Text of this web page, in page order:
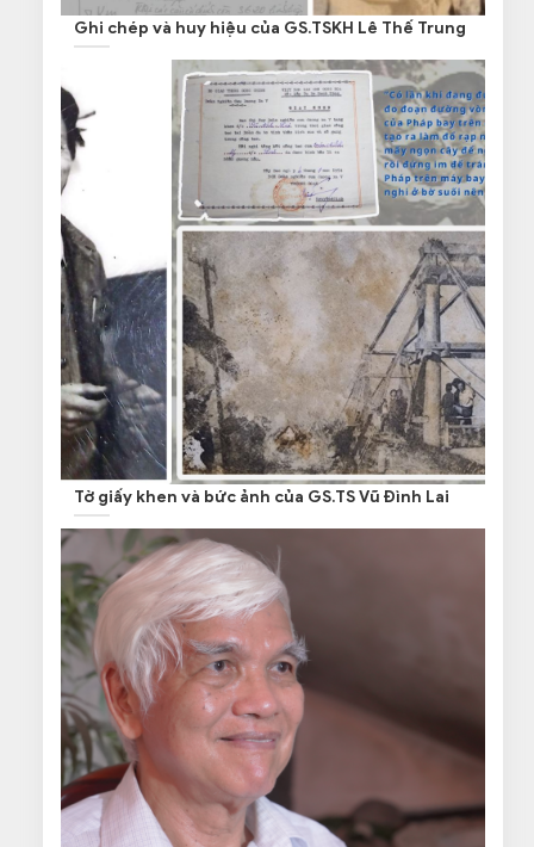
Ghi chép và huy hiệu của GS.TSKH Lê Thế Trung
Tờ giấy khen và bức ảnh của GS.TS Vũ Đình Lai